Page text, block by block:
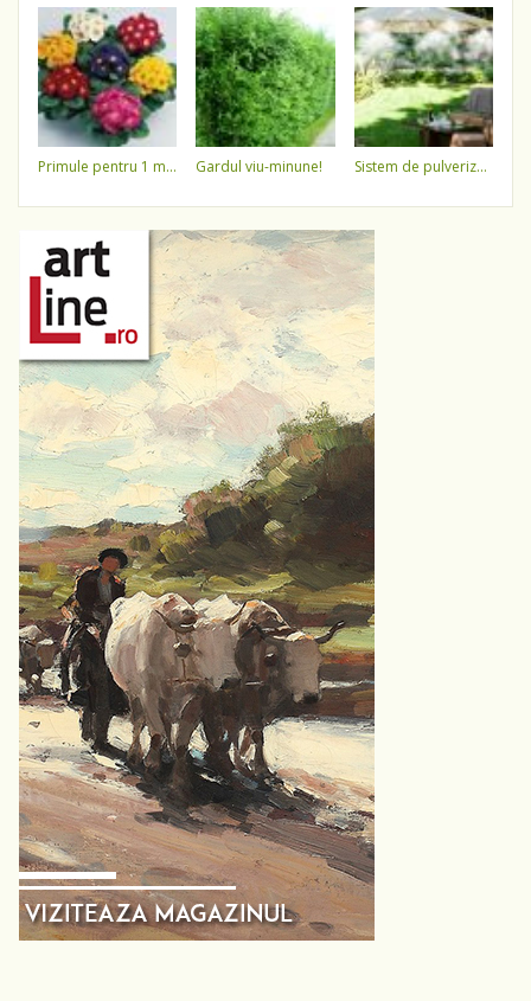
primule pentru 1 martie 3,5 lei / ghiveci !!!! gardul viu-minune! sistem de pulverizare a apei